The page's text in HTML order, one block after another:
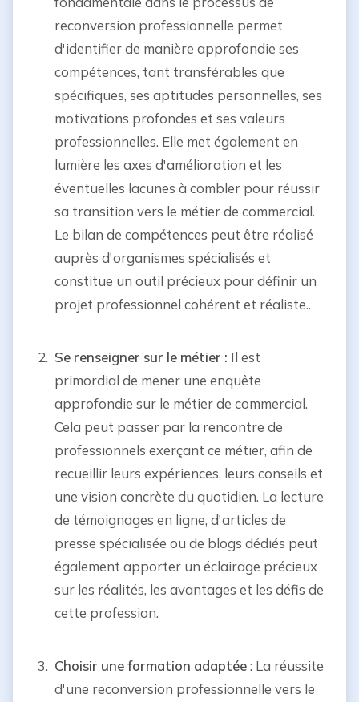
reconversion professionnelle permet
d'identifier de manière approfondie ses
compétences, tant transférables que
spécifiques, ses aptitudes personnelles, ses
motivations profondes et ses valeurs
professionnelles. Elle met également en
lumière les axes d'amélioration et les
éventuelles lacunes à combler pour réussir
sa transition vers le métier de commercial.
Le bilan de compétences peut être réalisé
auprès d'organismes spécialisés et
constitue un outil précieux pour définir un
projet professionnel cohérent et réaliste..
Se renseigner sur le métier : Il est
primordial de mener une enquête
approfondie sur le métier de commercial.
Cela peut passer par la rencontre de
professionnels exerçant ce métier, afin de
recueillir leurs expériences, leurs conseils et
une vision concrète du quotidien. La lecture
de témoignages en ligne, d'articles de
presse spécialisée ou de blogs dédiés peut
également apporter un éclairage précieux
sur les réalités, les avantages et les défis de
cette profession.
Choisir une formation adaptée: La réussite
d'une reconversion professionnelle vers le